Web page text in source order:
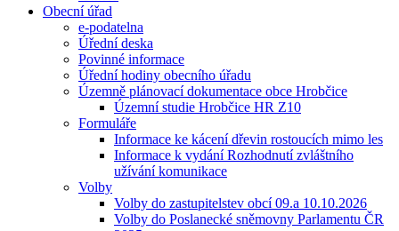
Obecní úřad
e-podatelna
Úřední deska
Povinné informace
Úřední hodiny obecního úřadu
Územně plánovací dokumentace obce Hrobčice
Územní studie Hrobčice HR Z10
Formuláře
Informace ke kácení dřevin rostoucích mimo les
Informace k vydání Rozhodnutí zvláštního
užívání komunikace
Volby
Volby do zastupitelstev obcí 09.a 10.10.2026
Volby do Poslanecké sněmovny Parlamentu ČR